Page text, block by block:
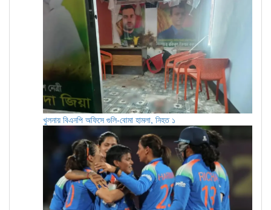
খুলনায় বিএনপি অফিসে গুলি-বোমা হামলা, নিহত ১